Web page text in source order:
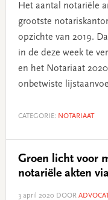
Het aantal notariële
grootste
opzichte van 2019.
in de deze week te
en het Notariaat
onbetwiste
CATEGORIE: NOTARIAAT
Groen licht voor
notariële akten
3 april 2020 DOOR